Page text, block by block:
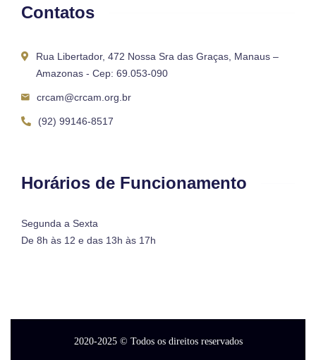
Contatos
Rua Libertador, 472 Nossa Sra das Graças, Manaus –
Amazonas - Cep: 69.053-090
crcam@crcam.org.br
(92) 99146-8517
Horários de Funcionamento
Segunda a Sexta
De 8h às 12 e das 13h às 17h
2020-2025© Todos os direitos reservados